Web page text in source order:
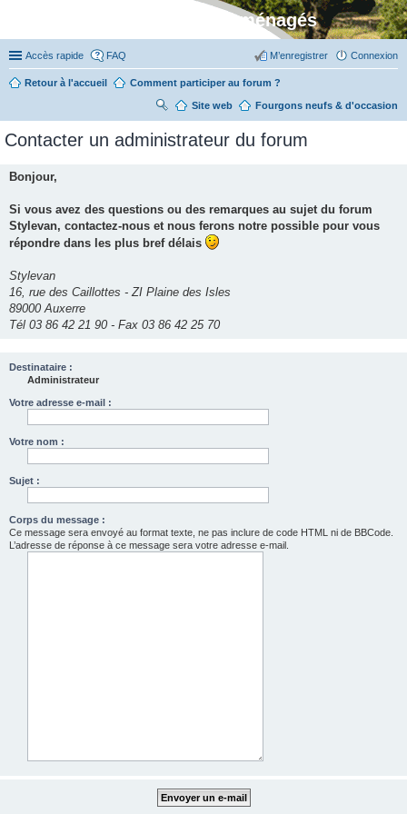
Stylevan - Vans aménagés
Accès rapide FAQ Connexion
M’enregistrer
Retour à l'accueil Comment participer au forum ?
Fourgons neufs & d'occasion
Site web
R
her
Contacter un administrateur du forum
Bonjour,
Si vous avez des questions ou des remarques au sujet du forum
Stylevan, contactez-nous et nous ferons notre possible pour vous
répondre dans les plus bref délais
Stylevan
16, rue des Caillottes - ZI Plaine des Isles
89000 Auxerre
Tél 03 86 42 21 90 - Fax 03 86 42 25 70
Destinataire :
Administrateur
Votre adresse e-mail :
Votre nom :
Sujet :
Corps du message :
Ce message sera envoyé au format texte, ne pas inclure de code HTML ni de BBCode.
L’adresse de réponse à ce message sera votre adresse e-mail.